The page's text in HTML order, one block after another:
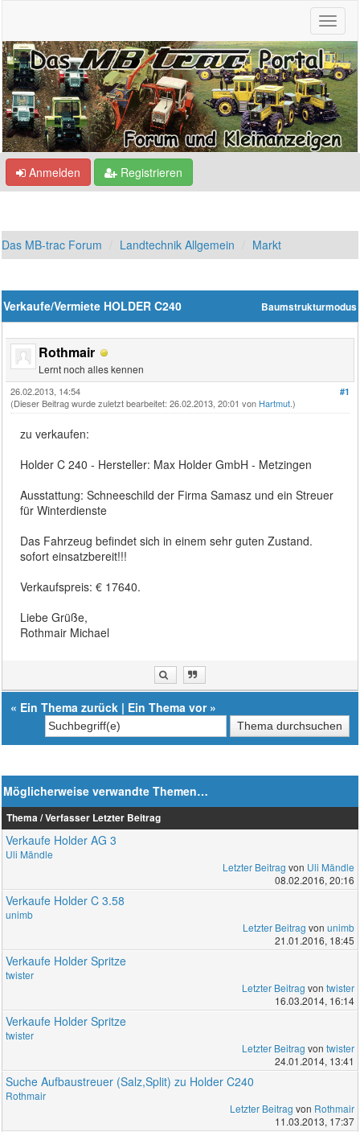
Anmelden Registrieren
Das MB-trac Forum Landtechnik Allgemein Markt
Baumstrukturmodus
Verkaufe/Vermiete HOLDER C240
Rothmair
Lernt noch alles kennen
#1
26.02.2013, 14:54
(Dieser Beitrag wurde zuletzt bearbeitet: 26.02.2013, 20:01 von Hartmut.)
zu verkaufen:
Holder C 240 - Hersteller: Max Holder GmbH - Metzingen
Ausstattung: Schneeschild der Firma Samasz und ein Streuer
für Winterdienste
Das Fahrzeug befindet sich in einem sehr guten Zustand.
sofort einsatzbereit!!!
Verkaufspreis: € 17640.
Liebe Grüße,
Rothmair Michael
« Ein Thema zurück | Ein Thema vor»
Möglicherweise verwandte Themen…
Thema / Verfasser Letzter Beitrag
Verkaufe Holder AG 3
Uli Mändle
Letzter Beitrag von Uli Mändle
08.02.2016, 20:16
Verkaufe Holder C 3.58
unimb
Letzter Beitrag von unimb
21.01.2016, 18:45
Verkaufe Holder Spritze
twister
Letzter Beitrag von twister
16.03.2014, 16:14
Verkaufe Holder Spritze
twister
Letzter Beitrag von twister
24.01.2014, 13:41
Suche Aufbaustreuer (Salz,Split) zu Holder C240
Rothmair
Letzter Beitrag von Rothmair
11.03.2013, 17:37